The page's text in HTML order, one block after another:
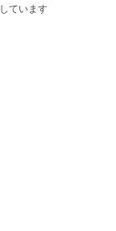
しています